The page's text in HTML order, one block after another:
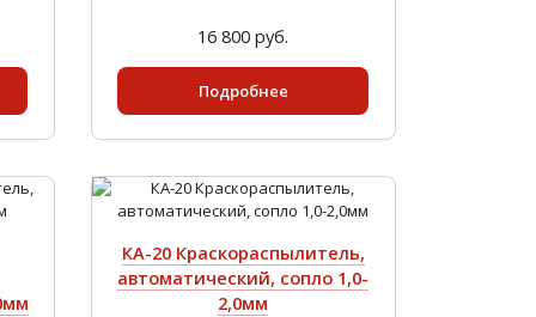
16 800 руб.
Подробнее
КА-20 Краскораспылитель,
автоматический, сопло 1,0-
2,0мм